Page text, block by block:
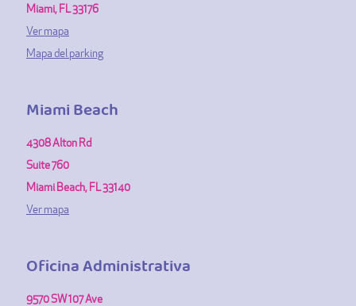
Miami, FL 33176
Ver mapa
Mapa del parking
Miami Beach
4308 Alton Rd
Suite 760
Miami Beach, FL 33140
Ver mapa
Oficina Administrativa
9570 SW 107 Ave